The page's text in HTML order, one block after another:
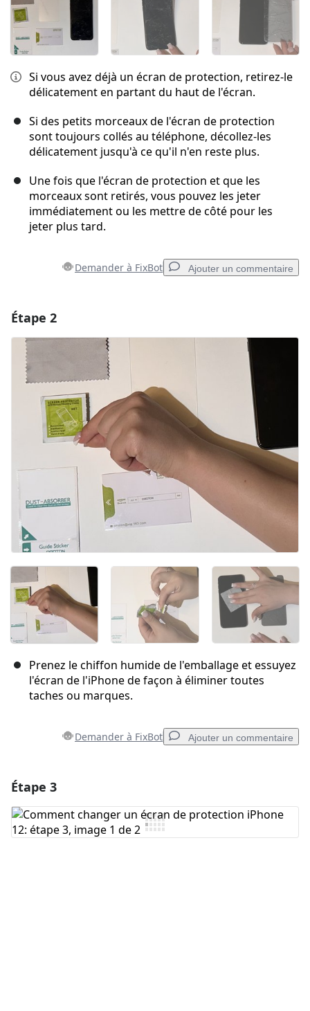
Si vous avez déjà un écran de protection, retirez-le
délicatement en partant du haut de l'écran.
Si des petits morceaux de l'écran de protection
sont toujours collés au téléphone, décollez-les
délicatement jusqu'à ce qu'il n'en reste plus.
Une fois que l'écran de protection et que les
morceaux sont retirés, vous pouvez les jeter
immédiatement ou les mettre de côté pour les
jeter plus tard.
Demander à FixBot Ajouter un commentaire
Ajouter un commentaire
Annuler Publier un commentaire
Étape 2
Prenez le chiffon humide de l'emballage et essuyez
l'écran de l'iPhone de façon à éliminer toutes
taches ou marques.
Demander à FixBot Ajouter un commentaire
Ajouter un commentaire
Étape 3